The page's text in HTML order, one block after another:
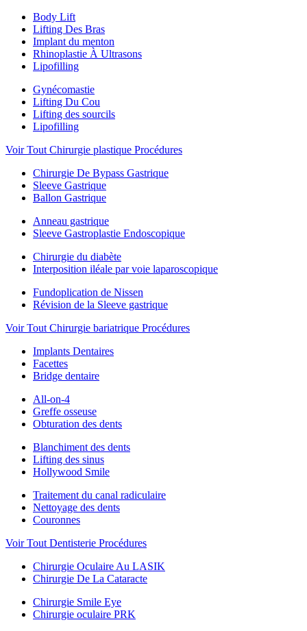
Body Lift
Lifting Des Bras
Implant du menton
Rhinoplastie À Ultrasons
Lipofilling
Gynécomastie
Lifting Du Cou
Lifting des sourcils
Lipofilling
Voir Tout Chirurgie plastique Procédures
Chirurgie De Bypass Gastrique
Sleeve Gastrique
Ballon Gastrique
Anneau gastrique
Sleeve Gastroplastie Endoscopique
Chirurgie du diabète
Interposition iléale par voie laparoscopique
Fundoplication de Nissen
Révision de la Sleeve gastrique
Voir Tout Chirurgie bariatrique Procédures
Implants Dentaires
Facettes
Bridge dentaire
All-on-4
Greffe osseuse
Obturation des dents
Blanchiment des dents
Lifting des sinus
Hollywood Smile
Traitement du canal radiculaire
Nettoyage des dents
Couronnes
Voir Tout Dentisterie Procédures
Chirurgie Oculaire Au LASIK
Chirurgie De La Cataracte
Chirurgie Smile Eye
Chirurgie oculaire PRK